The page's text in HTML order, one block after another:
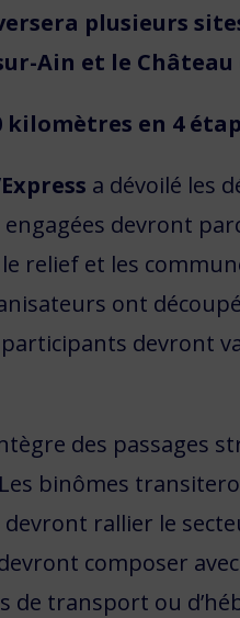
plusieurs
Ain et le Château
kilomètres en 4
a dévoilé les
engagées devront
relief et les
ont
devront
des passages
binômes
devront rallier le
composer
de transport ou